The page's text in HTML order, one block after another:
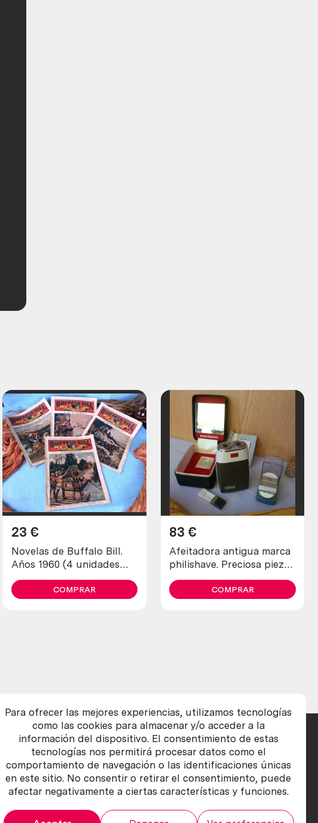
Para ofrecer las mejores experiencias, utilizamos tecnologías
como las cookies para almacenar y/o acceder a la
información del dispositivo. El consentimiento de estas
tecnologías nos permitirá procesar datos como el
comportamiento de navegación o las identificaciones únicas
en este sitio. No consentir o retirar el consentimiento, puede
afectar negativamente a ciertas características y funciones.
Novelas de Buffalo Bill.
Años 1960 (4 unidades
diferentes)
23 €
COMPRAR
Afeitadora antigua marca
philishave. Preciosa pieza
de colección
83 €
COMPRAR